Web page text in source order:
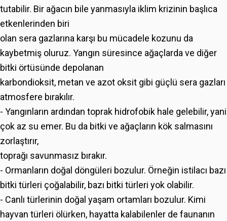
tutabilir. Bir ağacın bile yanmasıyla iklim krizinin başlıca
etkenlerinden biri
olan sera gazlarına karşı bu mücadele kozunu da
kaybetmiş oluruz. Yangın süresince ağaçlarda ve diğer
bitki örtüsünde depolanan
karbondioksit, metan ve azot oksit gibi güçlü sera gazları
atmosfere bırakılır.
- Yangınların ardından toprak hidrofobik hale gelebilir, yani
çok az su emer. Bu da bitki ve ağaçların kök salmasını
zorlaştırır,
toprağı savunmasız bırakır.
- Ormanların doğal döngüleri bozulur. Örneğin istilacı bazı
bitki türleri çoğalabilir, bazı bitki türleri yok olabilir.
- Canlı türlerinin doğal yaşam ortamları bozulur. Kimi
hayvan türleri ölürken, hayatta kalabilenler de faunanın